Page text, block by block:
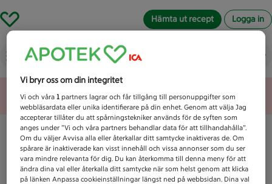
Hämta ut recept Logga in
Vad letar du efter idag?
Unknown error
Vi bryr oss om din integritet
Vi och våra1 partners lagrar och får tillgång till personuppgifter som
webbläsardata eller unika identifierare på din enhet. Genom att välja Jag
accepterar tillåter du att spårningstekniker används för de syften som
anges under ”Vi och våra partners behandlar data för att tillhandahålla”.
Om du väljer Avvisa alla eller återkallar ditt samtycke inaktiveras de. Om
spårare är inaktiverade kan visst innehåll och vissa annonser som du ser
vara mindre relevanta för dig. Du kan återkomma till denna meny för att
ändra dina val eller återkalla ditt samtycke när som helst genom att klicka
på länken Anpassa cookieinställningar längst ned på webbsidan. Dina val